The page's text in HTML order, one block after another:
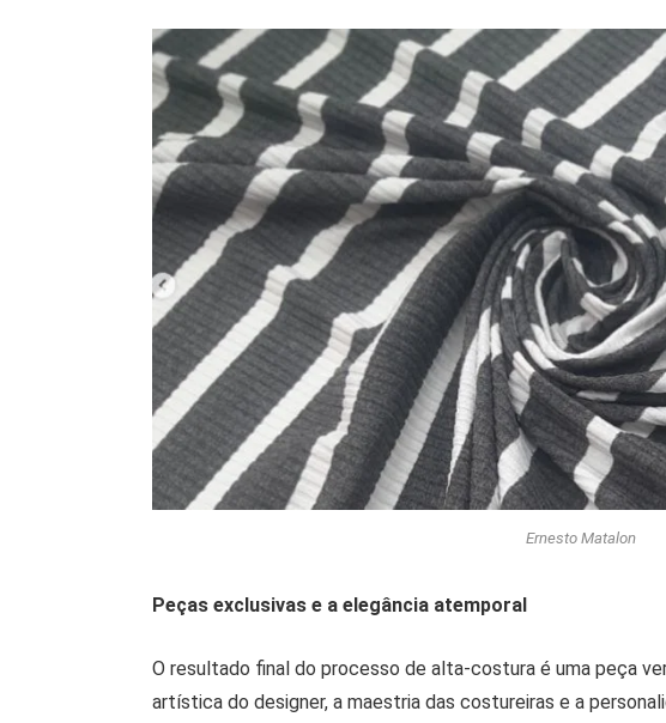
Ernesto Matalon
Peças exclusivas e a elegância atemporal
O resultado final do processo de alta-costura é uma peça
artística do designer, a maestria das costureiras e a